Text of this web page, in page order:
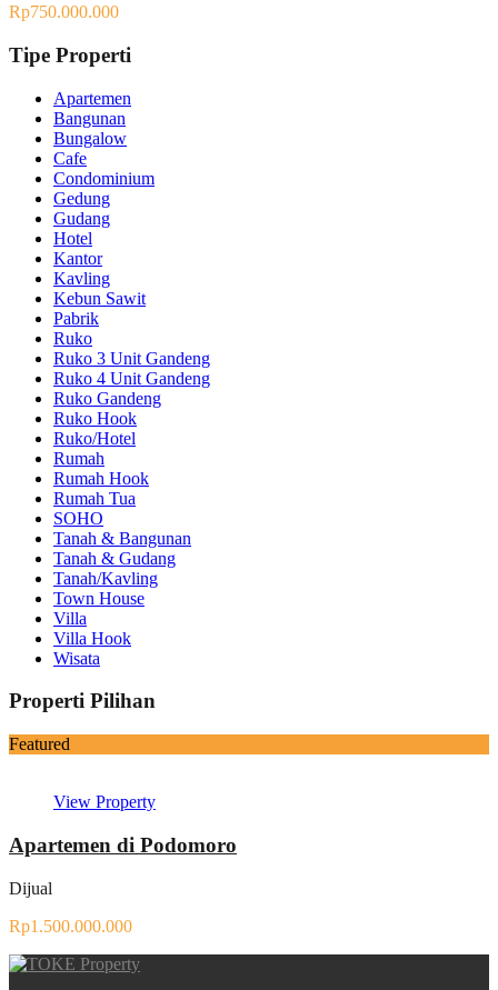
Rp750.000.000
Tipe Properti
Apartemen
Bangunan
Bungalow
Cafe
Condominium
Gedung
Gudang
Hotel
Kantor
Kavling
Kebun Sawit
Pabrik
Ruko
Ruko 3 Unit Gandeng
Ruko 4 Unit Gandeng
Ruko Gandeng
Ruko Hook
Ruko/Hotel
Rumah
Rumah Hook
Rumah Tua
SOHO
Tanah & Bangunan
Tanah & Gudang
Tanah/Kavling
Town House
Villa
Villa Hook
Wisata
Properti Pilihan
Featured
View Property
Apartemen di Podomoro
Dijual
Rp1.500.000.000